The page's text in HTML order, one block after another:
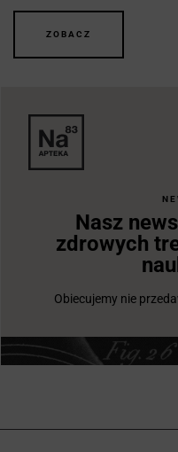
ZOBACZ
Nasz
zdrowych
Obiecujemy nie